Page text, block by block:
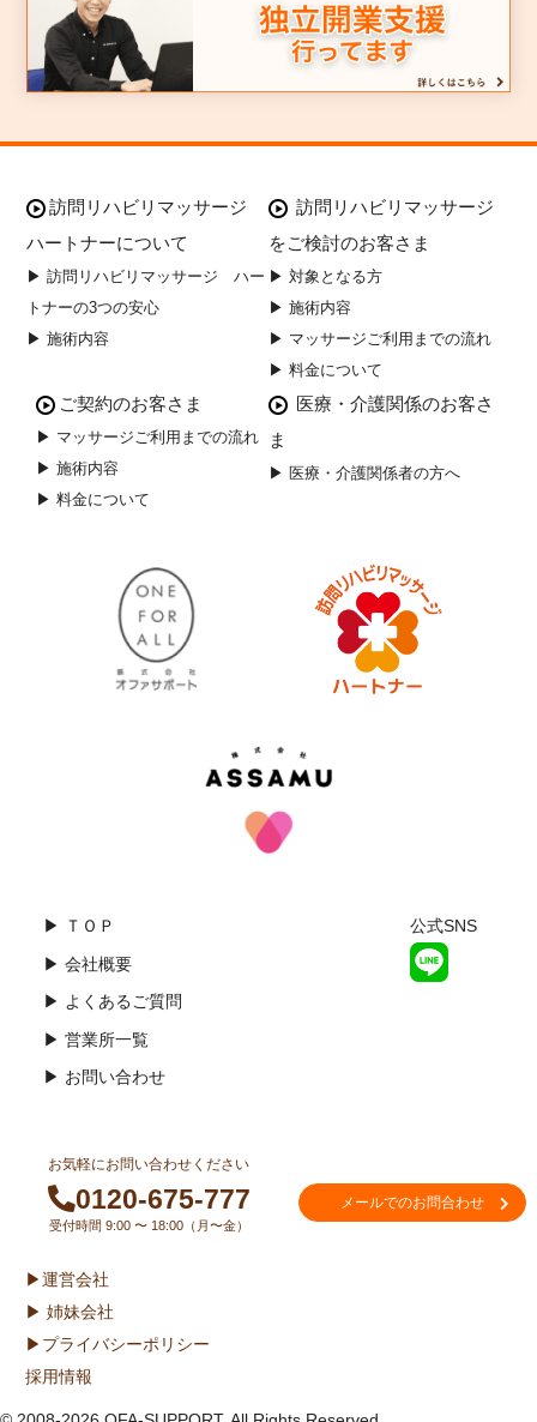
訪問リハビリマッサージ
ハートナーについて
▶ 訪問リハビリマッサージ ハー
トナーの3つの安心
▶ 施術内容
訪問リハビリマッサージ
をご検討のお客さま
▶ 対象となる方
▶ 施術内容
▶ マッサージご利用までの流れ
▶ 料金について
ご契約のお客さま
▶ マッサージご利用までの流れ
▶ 施術内容
▶ 料金について
医療・介護関係のお客さ
ま
▶ 医療・介護関係者の方へ
▶ ＴＯＰ
▶ 会社概要
▶ よくあるご質問
▶ 営業所一覧
▶ お問い合わせ
公式SNS
お気軽にお問い合わせください
0120-675-777
受付時間 9:00 〜 18:00（月〜金）
メールでのお問合わせ
▶運営会社
▶ 姉妹会社
▶プライバシーポリシー
採用情報